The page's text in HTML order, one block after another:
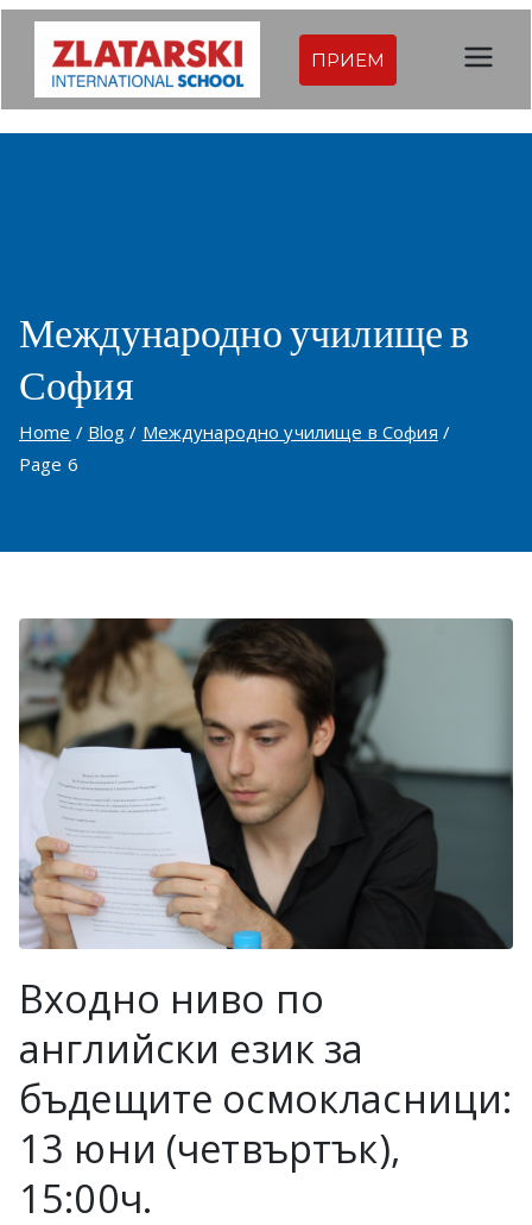
Skip
content
Междуна
родна
и |
родно
ПРИЕМ
Международно училище в
София
Home Blog
Международно училище в София
Page 6
Входно ниво по
английски език за
бъдещите осмокласници:
13 юни (четвъртък),
15:00ч.